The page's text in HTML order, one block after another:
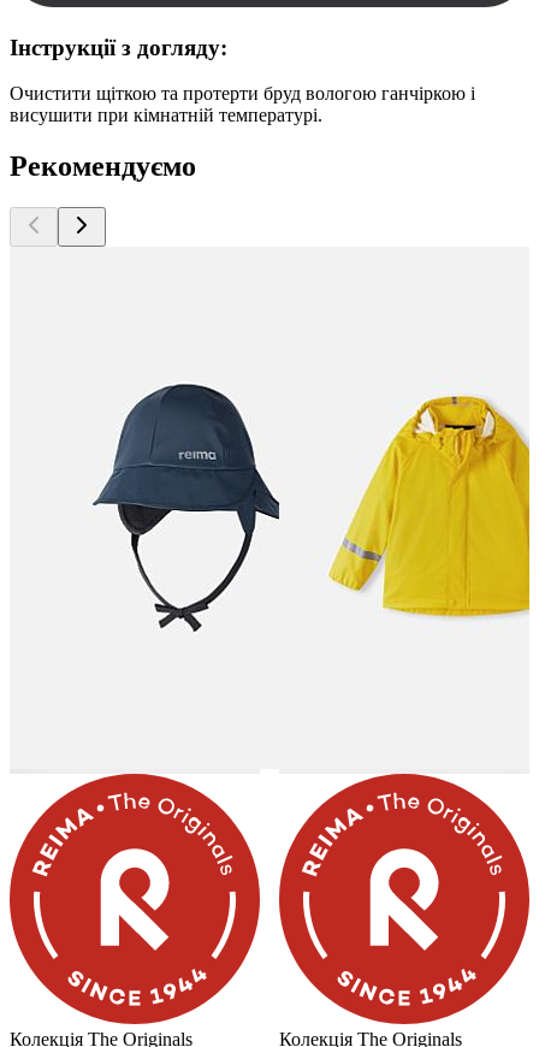
Інструкції з догляду:
Очистити щіткою та протерти бруд вологою ганчіркою і
висушити при кімнатній температурі.
Рекомендуємо
Колекція The Originals Колекція The Originals